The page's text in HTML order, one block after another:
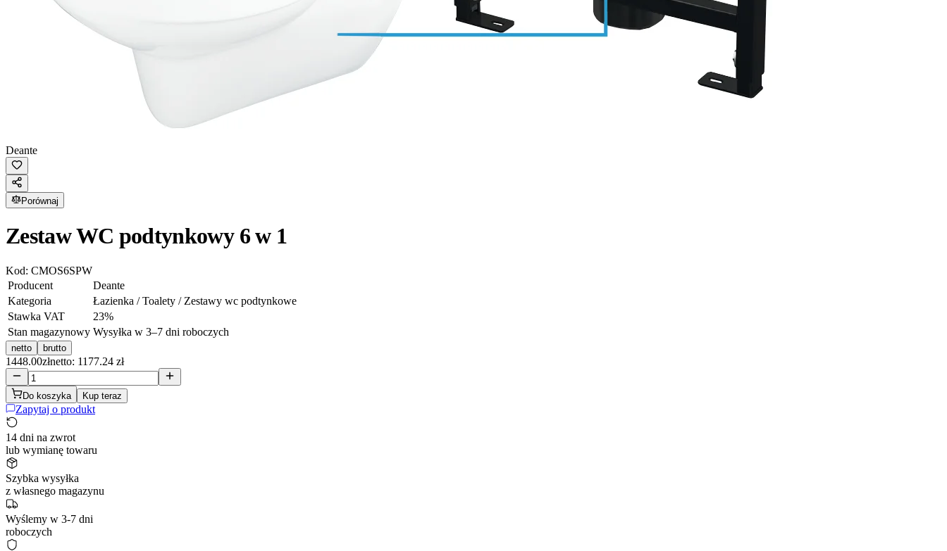
Deante
Porównaj
Zestaw WC podtynkowy 6 w 1
Kod: CMOS6SPW
Producent
Deante
Kategoria
Łazienka / Toalety / Zestawy wc podtynkowe
Stawka VAT
23%
Stan magazynowy Wysyłka w 3–7 dni roboczych
netto brutto
1448.00złnetto: 1177.24 zł
Do koszyka Kup teraz
Zapytaj o produkt
14 dni na zwrot
lub wymianę towaru
Szybka wysyłka
z własnego magazynu
Wyślemy w 3-7 dni
roboczych